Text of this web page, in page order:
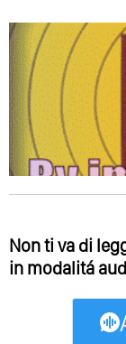
Non ti va di
in modalitá